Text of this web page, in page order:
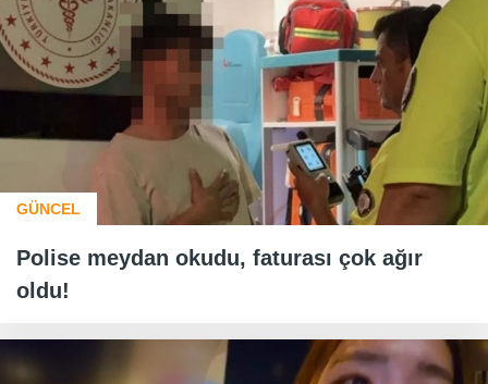
GÜNCEL
Polise meydan okudu, faturası çok ağır
oldu!